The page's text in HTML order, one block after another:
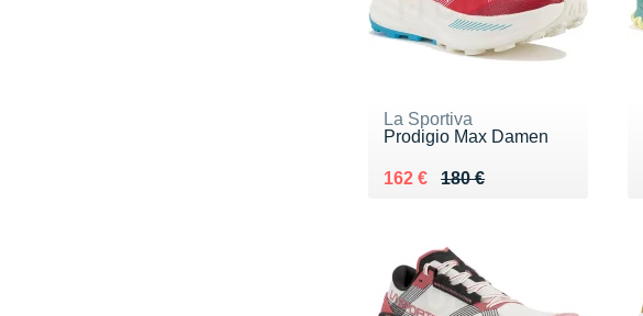
La Sportiva
Prodigio Max Damen
180 €
Au lieu de 180 €
162 €
Vendu 162 €